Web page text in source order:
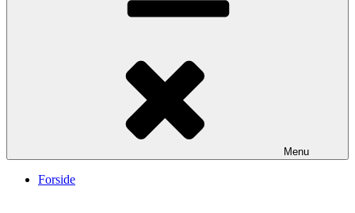
Menu
Forside